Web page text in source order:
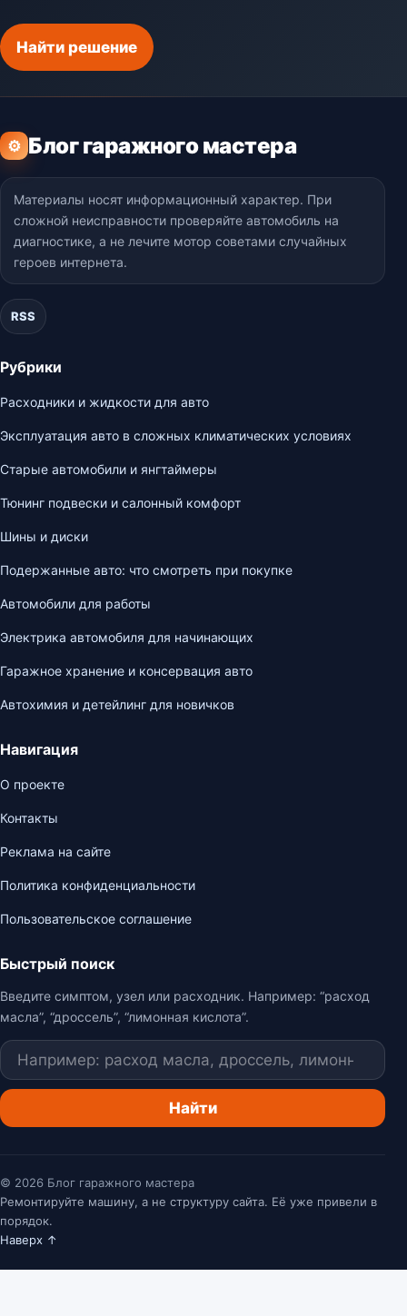
Найти решение
⚙ Блог гаражного мастера
Материалы носят информационный характер. При
сложной неисправности проверяйте автомобиль на
диагностике, а не лечите мотор советами случайных
героев интернета.
RSS
Рубрики
Расходники и жидкости для авто
Эксплуатация авто в сложных климатических условиях
Старые автомобили и янгтаймеры
Тюнинг подвески и салонный комфорт
Шины и диски
Подержанные авто: что смотреть при покупке
Автомобили для работы
Электрика автомобиля для начинающих
Гаражное хранение и консервация авто
Автохимия и детейлинг для новичков
Навигация
О проекте
Контакты
Реклама на сайте
Политика конфиденциальности
Пользовательское соглашение
Быстрый поиск
Введите симптом, узел или расходник. Например: “расход
масла”, “дроссель”, “лимонная кислота”.
Поиск
Найти
© 2026 Блог гаражного мастера
Ремонтируйте машину, а не структуру сайта. Её уже привели в
порядок.
Наверх ↑